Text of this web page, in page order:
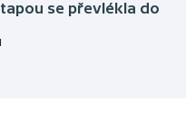
se převlékla do